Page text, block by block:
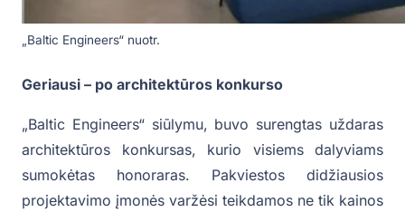
„Baltic Engineers“ nuotr.
Geriausi – po architektūros konkurso
„Baltic Engineers“ siūlymu, buvo surengtas uždaras
architektūros konkursas, kurio visiems dalyviams
sumokėtas honoraras. Pakviestos didžiausios
projektavimo įmonės varžėsi teikdamos ne tik kainos